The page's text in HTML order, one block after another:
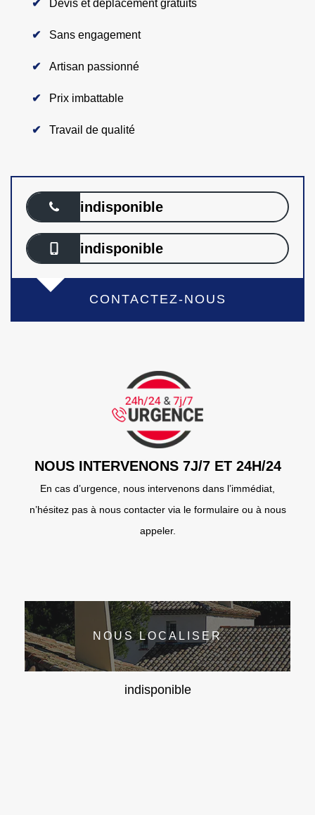
Devis et déplacement gratuits
Sans engagement
Artisan passionné
Prix imbattable
Travail de qualité
indisponible
indisponible
CONTACTEZ-NOUS
NOUS INTERVENONS 7J/7 ET 24H/24
En cas d’urgence, nous intervenons dans l’immédiat,
n’hésitez pas à nous contacter via le formulaire ou à nous
appeler.
NOUS LOCALISER
indisponible